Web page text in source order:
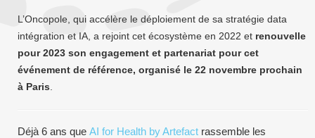
L’Oncopole, qui accélère le déploiement de sa stratégie data
intégration et IA, a rejoint cet écosystème en 2022 et renouvelle
pour 2023 son engagement et partenariat pour cet
événement de référence, organisé le 22 novembre prochain
à Paris
Déjà 6 ans que AI for Health by Artefact rassemble les